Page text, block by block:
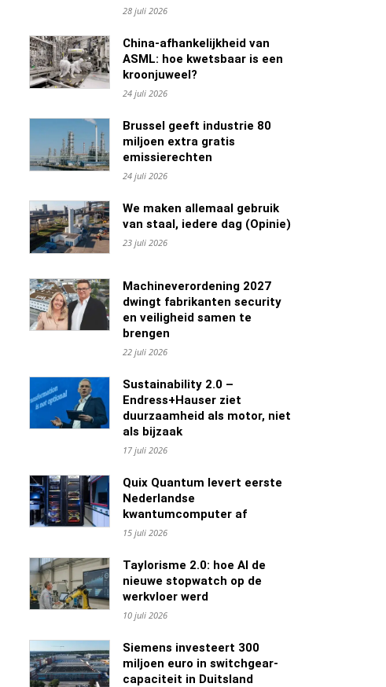
28 juli 2026
China-afhankelijkheid van
ASML: hoe kwetsbaar is een
kroonjuweel?
24 juli 2026
Brussel geeft industrie 80
miljoen extra gratis
emissierechten
24 juli 2026
We maken allemaal gebruik
van staal, iedere dag (Opinie)
23 juli 2026
Machineverordening 2027
dwingt fabrikanten security
en veiligheid samen te
brengen
22 juli 2026
Sustainability 2.0 –
Endress+Hauser ziet
duurzaamheid als motor, niet
als bijzaak
17 juli 2026
Quix Quantum levert eerste
Nederlandse
kwantumcomputer af
15 juli 2026
Taylorisme 2.0: hoe AI de
nieuwe stopwatch op de
werkvloer werd
10 juli 2026
Siemens investeert 300
miljoen euro in switchgear-
capaciteit in Duitsland